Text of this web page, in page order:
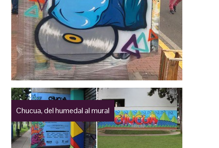
Chucua, del humedal al mural